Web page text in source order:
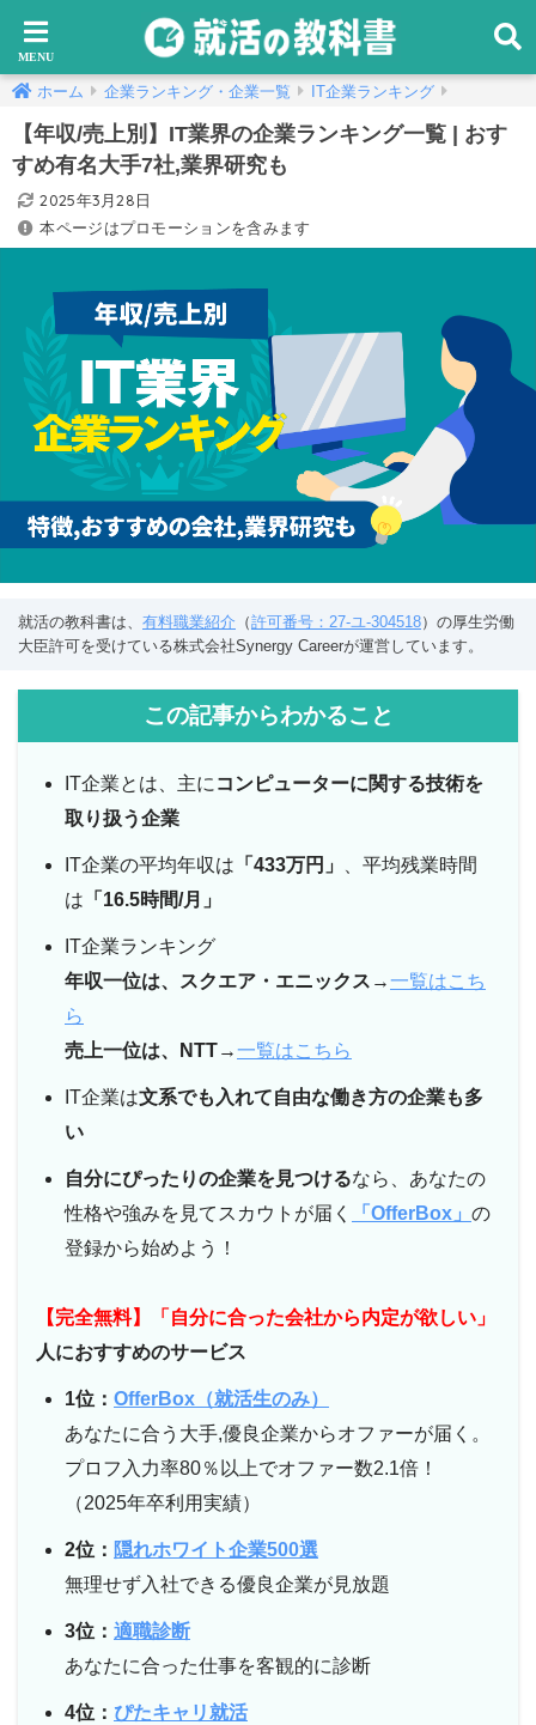
ホーム 企業ランキング・企業一覧 IT企業ランキング
【年収/売上別】IT業界の企業ランキング一覧 | おす
すめ有名大手7社,業界研究も
2025年3月28日
本ページはプロモーションを含みます
就活の教科書は、 有料職業紹介 （許可番号：27-ユ-304518）の厚生労働
大臣許可を受けている株式会社Synergy Careerが運営しています。
この記事からわかること
IT企業とは、主にコンピューターに関する技術を
取り扱う企業
IT企業の平均年収は 「433万円」 、平均残業時間
は 「16.5時間/月」
IT企業ランキング
年収一位は、スクエア・エニックス →一覧はこち
ら
売上一位は、NTT→一覧はこちら
IT企業は文系でも入れて自由な働き方の企業も多
い
自分にぴったりの企業を見つけるなら、あなたの
性格や強みを見てスカウトが届く
「OfferBox」 の
登録から始めよう！
【完全無料】「自分に合った会社から内定が欲しい」
人におすすめのサービス
1位： OfferBox（就活生のみ）
あなたに合う大手,優良企業からオファーが届く。
プロフ入力率80％以上でオファー数2.1倍！
（2025年卒利用実績）
2位： 隠れホワイト企業500選
無理せず入社できる優良企業が見放題
3位： 適職診断
あなたに合った仕事を客観的に診断
4位： ぴたキャリ就活